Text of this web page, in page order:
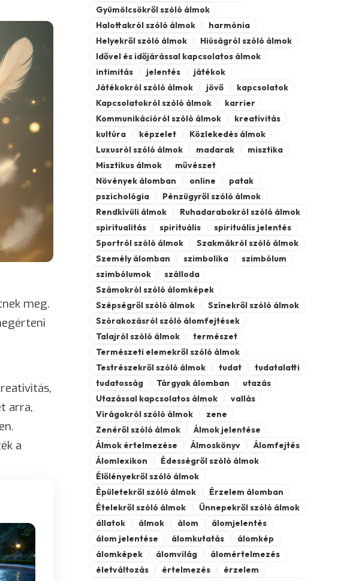
meg.
arra,
a
Gyümölcsökről szóló álmok
Halottakról szóló álmok
harmónia
Helyekről szóló álmok
Hiúságról szóló álmok
Idővel és időjárással kapcsolatos álmok
intimitás
jelentés
játékok
Játékokról szóló álmok
jövő
kapcsolatok
Kapcsolatokról szóló álmok
karrier
Kommunikációról szóló álmok
kreativitás
kultúra
képzelet
Közlekedés álmok
Luxusról szóló álmok
madarak
misztika
Misztikus álmok
művészet
Növények álomban
online
patak
pszichológia
Pénzügyről szóló álmok
Rendkívüli álmok
Ruhadarabokról szóló álmok
spiritualitás
spirituális
spirituális jelentés
Sportról szóló álmok
Szakmákról szóló álmok
Személy álomban
szimbolika
szimbólum
szimbólumok
szálloda
Számokról szóló álomképek
Szépségről szóló álmok
Színekről szóló álmok
Szórakozásról szóló álomfejtések
Talajról szóló álmok
természet
Természeti elemekről szóló álmok
Testrészekről szóló álmok
tudat
tudatalatti
tudatosság
Tárgyak álomban
utazás
Utazással kapcsolatos álmok
vallás
Virágokról szóló álmok
zene
Zenéről szóló álmok
Álmok jelentése
Álmok értelmezése
Álmoskönyv
Álomfejtés
Álomlexikon
Édességről szóló álmok
Élőlényekről szóló álmok
Épületekről szóló álmok
Érzelem álomban
Ételekről szóló álmok
Ünnepekről szóló álmok
állatok
álmok álom
álomjelentés
álom jelentése
álomkutatás
álomkép
álomképek
álomvilág
álomértelmezés
életváltozás
értelmezés
érzelem